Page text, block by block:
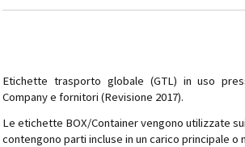
Etichette trasporto globale (GTL) in uso
Company e fornitori (Revisione 2017).
Le etichette BOX/Container vengono utilizzate
contengono parti incluse in un carico principale o